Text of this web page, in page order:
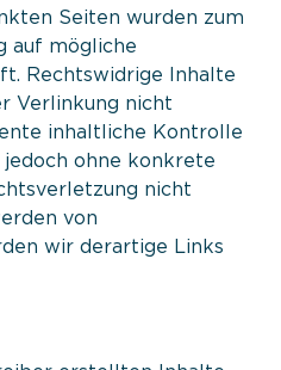
Seiten wurden zum
auf mögliche
Rechtswidrige Inhalte
Verlinkung nicht
inhaltliche Kontrolle
ohne konkrete
nicht
von
wir derartige Links